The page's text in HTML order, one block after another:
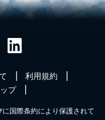
利用規約
プ
国際条約により保護されて